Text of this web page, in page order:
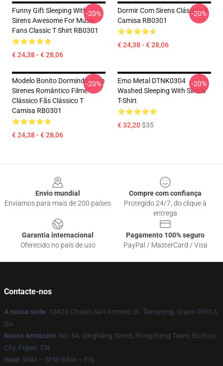
Funny Gift Sleeping With
Sirens Awesome For Music
Fans Classic T Shirt RB0301
€ 24,38 - € 28,06
-20%
Dormir Com Sirens Clássico T
Camisa RB0301
€ 24,38 - € 28,06
-20%
Modelo Bonito Dormindo Com
Sirenes Romântico Filme
Clássico Fãs Clássico T
Camisa RB0301
€ 24,38 - € 28,06
-20%
Emo Metal DTNK0304
Washed Sleeping With Sirens
T-Shirt
€ 32,20$35
-20%
Envio mundial
Enviamos para mais de 200 países
Compre com confiança
Protegido 24/7, do clique à
entrega
Garantia internacional
Oferecido no país de uso
Pagamento 100% seguro
PayPal / MasterCard / Visa
Contacte-nos
A nossa sede: 10425 Chalan San Antonio St. Tamuning, Guam 96913,
Gu
Nosso Armazém: No. 64, Qinghang Street, Rongcheng Town, Bozhou
City, Fujian, CN
Hour: 9AM – 5PM (Mon – Fri)